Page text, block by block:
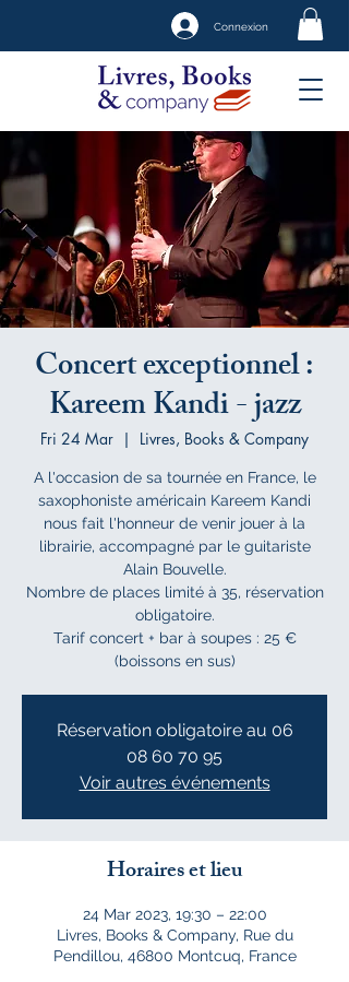
Connexion
Concert exceptionnel :
Kareem Kandi - jazz
Fri 24 Mar
  |
Livres, Books & Company
A l'occasion de sa tournée en France, le
saxophoniste américain Kareem Kandi
nous fait l'honneur de venir jouer à la
librairie, accompagné par le guitariste
Alain Bouvelle.
Nombre de places limité à 35, réservation
obligatoire.
Tarif concert + bar à soupes : 25 €
(boissons en sus)
Réservation obligatoire au 06
08 60 70 95
Voir autres événements
Horaires et lieu
24 Mar 2023, 19:30 – 22:00
Livres, Books & Company, Rue du
Pendillou, 46800 Montcuq, France